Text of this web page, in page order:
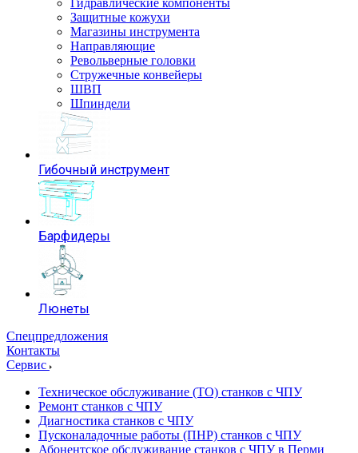
Гидравлические компоненты
Защитные кожухи
Магазины инструмента
Направляющие
Револьверные головки
Стружечные конвейеры
ШВП
Шпиндели
Гибочный инструмент
Барфидеры
Люнеты
Спецпредложения
Контакты
Сервис
Техническое обслуживание (ТО) станков с ЧПУ
Ремонт станков с ЧПУ
Диагностика станков с ЧПУ
Пусконаладочные работы (ПНР) станков с ЧПУ
Абонентское обслуживание станков с ЧПУ в Перми